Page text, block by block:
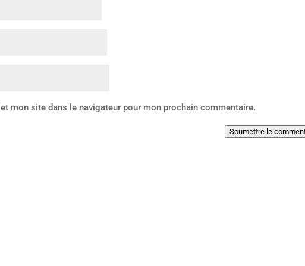
mon site dans le navigateur pour mon prochain commentaire.
Soumettre le